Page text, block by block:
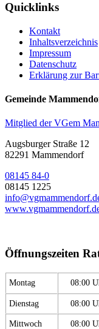
Quicklinks
Kontakt
Inhaltsverzeichnis
Impressum
Datenschutz
Erklärung zur
Gemeinde
Mitglied der VGem
Augsburger Straße 12
82291 Mammendorf
08145 84-0
08145 1225
Öffnungszeiten
Montag 08:00
Dienstag 08:00
Mittwoch 08:00